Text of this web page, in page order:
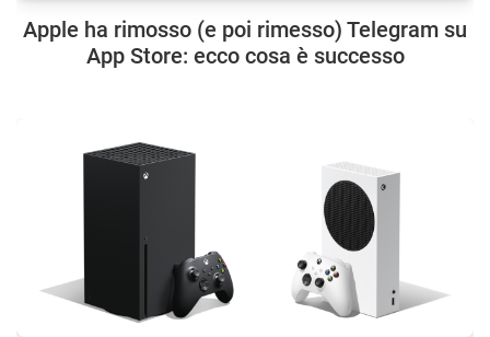
Apple ha rimosso (e poi rimesso) Telegram su
App Store: ecco cosa è successo